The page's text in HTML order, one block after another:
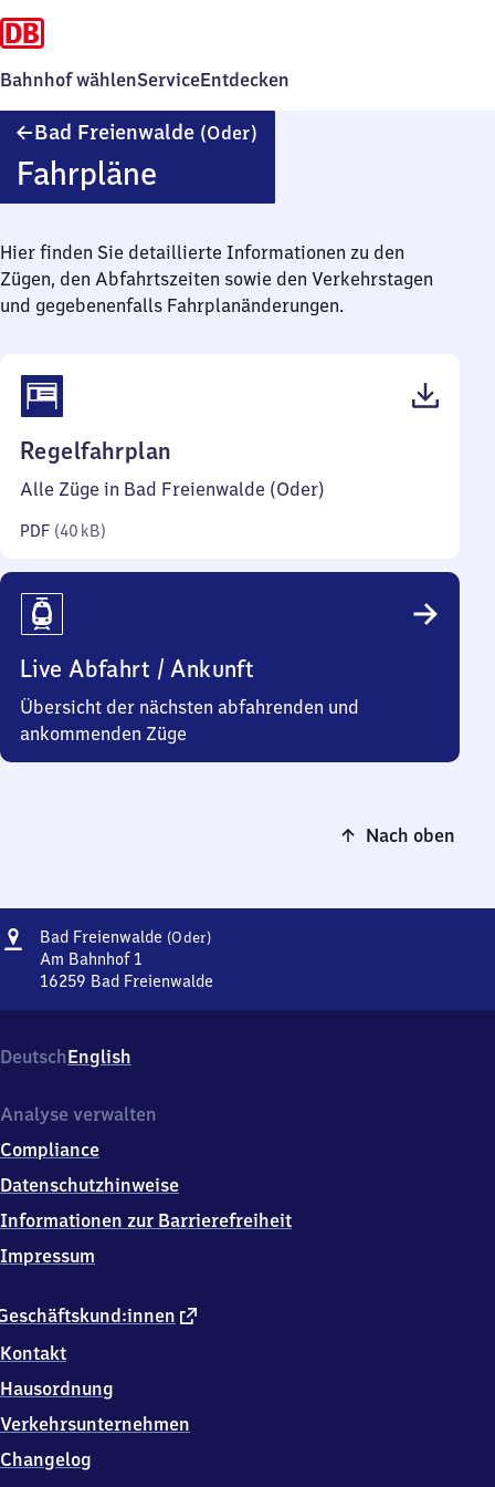
Bahnhof wählenServiceEntdecken
Bad Freienwalde (Oder)
Fahrpläne
Hier finden Sie detaillierte Informationen zu den
Zügen, den Abfahrtszeiten sowie den Verkehrstagen
und gegebenenfalls Fahrplanänderungen.
Regelfahrplan
40
Alle Züge in Bad Freienwalde (Oder)
PDF (40 kB)
Live Abfahrt / Ankunft
Übersicht der nächsten abfahrenden und
ankommenden Züge
Nach oben
Adresse
Bad Freienwalde (Oder)Ba​
Freienwalde
Am Bahnhof 1
16259 Bad Freienwalde
Freienwalde
(Oder),
Bahnhof
1
6
5
9
Bad
DeutschEnglish
externer
Kontakt
Hausordnung
Verkehrsunternehmen
Changelog
Analyse verwalten
Compliance
Datenschutzhinweise
Informationen zur Barrierefreiheit
Impressum